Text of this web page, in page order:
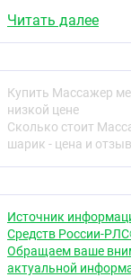
Читать далее
Купить Массажер
низкой цене
Сколько стоит
шарик - цена и
Источник
Средств России-
Обращаем ваше
актуальной